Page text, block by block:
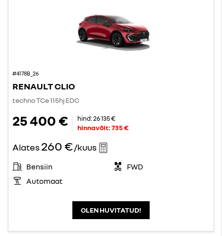
#4178B_26
RENAULT CLIO
techno TCe 115hj EDC
25 400 € hind:26 135 €
hinnavõit:735 €
Alates260 €/kuus
Bensiin
FWD
Automaat
OLEN HUVITATUD!